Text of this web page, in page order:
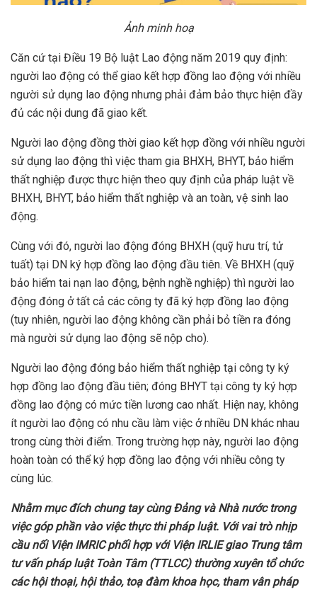
Ảnh minh hoạ
Căn cứ tại Điều 19 Bộ luật Lao động năm 2019 quy định:
người lao động có thể giao kết hợp đồng lao động với nhiều
người sử dụng lao động nhưng phải đảm bảo thực hiện đầy
đủ các nội dung đã giao kết.
Người lao động đồng thời giao kết hợp đồng với nhiều người
sử dụng lao động thì việc tham gia BHXH, BHYT, bảo hiểm
thất nghiệp được thực hiện theo quy định của pháp luật về
BHXH, BHYT, bảo hiểm thất nghiệp và an toàn, vệ sinh lao
động.
Cùng với đó, người lao động đóng BHXH (quỹ hưu trí, tử
tuất) tại DN ký hợp đồng lao động đầu tiên. Về BHXH (quỹ
bảo hiểm tai nạn lao động, bệnh nghề nghiệp) thì người lao
động đóng ở tất cả các công ty đã ký hợp đồng lao động
(tuy nhiên, người lao động không cần phải bỏ tiền ra đóng
mà người sử dụng lao động sẽ nộp cho).
Người lao động đóng bảo hiểm thất nghiệp tại công ty ký
hợp đồng lao động đầu tiên; đóng BHYT tại công ty ký hợp
đồng lao động có mức tiền lương cao nhất. Hiện nay, không
ít người lao động có nhu cầu làm việc ở nhiều DN khác nhau
trong cùng thời điểm. Trong trường hợp này, người lao động
hoàn toàn có thể ký hợp đồng lao động với nhiều công ty
cùng lúc.
Nhằm mục đích chung tay cùng Đảng và Nhà nước trong
việc góp phần vào việc thực thi pháp luật. Với vai trò nhịp
cầu nối Viện IMRIC phối hợp với Viện IRLIE giao Trung tâm
tư vấn pháp luật Toàn Tâm (TTLCC) thường xuyên tổ chức
các hội thoại, hội thảo, toạ đàm khoa học, tham vân pháp